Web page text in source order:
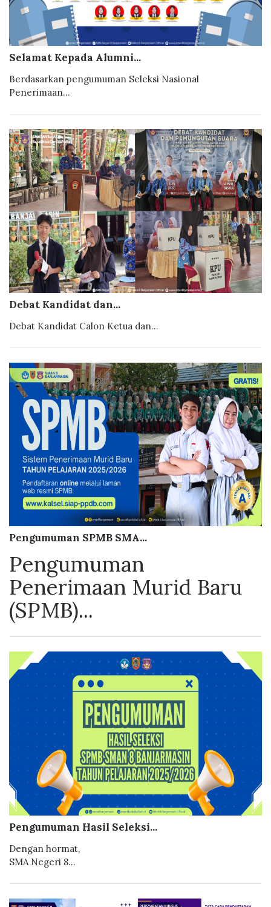
Selamat Kepada Alumni...
Berdasarkan pengumuman Seleksi Nasional
Penerimaan...
Debat Kandidat dan...
Debat Kandidat Calon Ketua dan...
Pengumuman SPMB SMA...
Pengumuman
Penerimaan Murid Baru
(SPMB)...
Pengumuman Hasil Seleksi...
Dengan hormat,
SMA Negeri 8...